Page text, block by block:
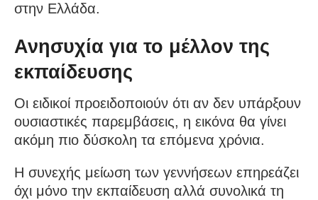
στην Ελλάδα.
Ανησυχία για το μέλλον της
εκπαίδευσης
Οι ειδικοί προειδοποιούν ότι αν δεν υπάρξουν
ουσιαστικές παρεμβάσεις, η εικόνα θα γίνει
ακόμη πιο δύσκολη τα επόμενα χρόνια.
Η συνεχής μείωση των γεννήσεων επηρεάζει
όχι μόνο την εκπαίδευση αλλά συνολικά τη